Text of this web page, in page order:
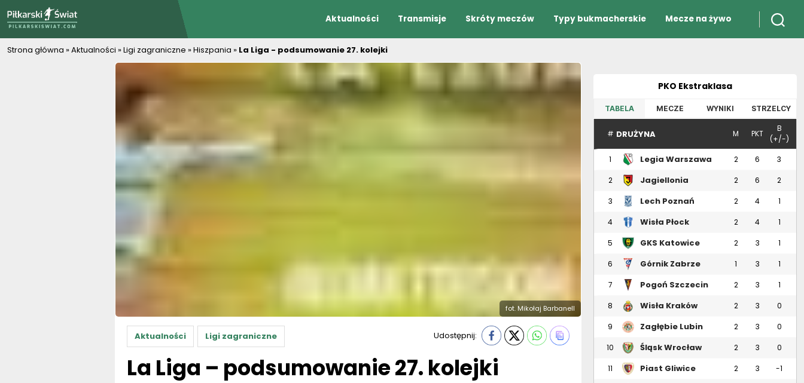
Aktualności Transmisje Skróty meczów Typy bukmacherskie Mecze na żywo
Strona główna »Aktualności »Ligi zagraniczne »Hiszpania » La Liga - podsumowanie 27. kolejki
fot. Mikołaj Barbanell
Aktualności Ligi zagraniczne Udostępnij:
La Liga – podsumowanie 27. kolejki
PKO Ekstraklasa
TABELA MECZE WYNIKI STRZELCY
# DRUŻYNA M PKT
B
(+/-)
1
Legia Warszawa 2 6 3
2
Jagiellonia
2 6 2
3 Lech Poznań 2 4 1
4 Wisła Płock 2 4 1
5 GKS Katowice 2 3 1
6 Górnik Zabrze 1 3 1
7 Pogoń Szczecin 2 3 1
8 Wisła Kraków 2 3 0
9 Zagłębie Lubin 2 3 0
10 Śląsk Wrocław 2 3 0
11 Piast Gliwice 2 3 -1